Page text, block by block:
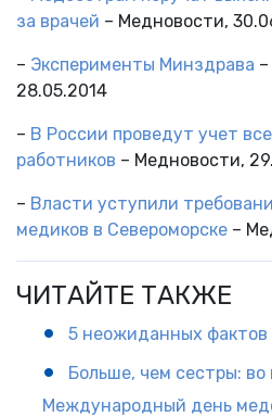
за врачей – Медновости,
– Эксперименты Минздрава
28.05.2014
– В России проведут учет
работников – Медновости,
– Власти уступили
медиков в Североморске –
ЧИТАЙТЕ ТАКЖЕ
5 неожиданных фактов
Больше, чем сестры:
Международный день